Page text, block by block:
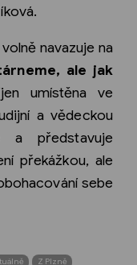
navazuje na
ale jak
umístěna ve
a vědeckou
a představuje
překážkou, ale
sebe
Z Plzně